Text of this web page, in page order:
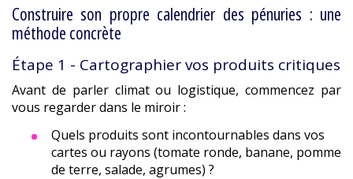
Construire son propre calendrier des pénuries : une
méthode concrète
Étape 1 - Cartographier vos produits critiques
Avant de parler climat ou logistique, commencez par
vous regarder dans le miroir :
Quels produits sont incontournables dans vos
cartes ou rayons (tomate ronde, banane, pomme
de terre, salade, agrumes) ?